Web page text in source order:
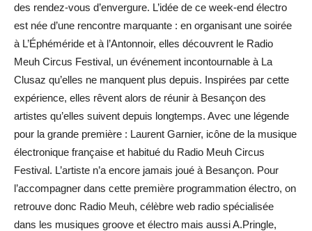
des rendez-vous d’envergure. L’idée de ce week-end électro
est née d’une rencontre marquante : en organisant une soirée
à L’Éphéméride et à l’Antonnoir, elles découvrent le Radio
Meuh Circus Festival, un événement incontournable à La
Clusaz qu’elles ne manquent plus depuis. Inspirées par cette
expérience, elles rêvent alors de réunir à Besançon des
artistes qu’elles suivent depuis longtemps. Avec une légende
pour la grande première : Laurent Garnier, icône de la musique
électronique française et habitué du Radio Meuh Circus
Festival. L’artiste n’a encore jamais joué à Besançon. Pour
l’accompagner dans cette première programmation électro, on
retrouve donc Radio Meuh, célèbre web radio spécialisée
dans les musiques groove et électro mais aussi A.Pringle,